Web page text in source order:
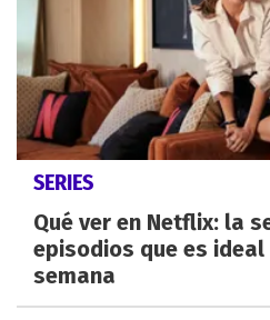
SERIES
Qué ver en Netflix: la
episodios que es
semana